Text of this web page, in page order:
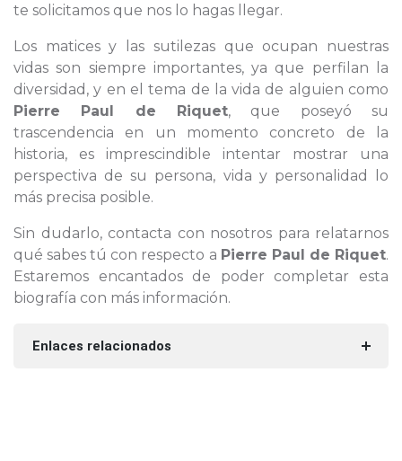
te solicitamos que nos lo hagas llegar.
Los matices y las sutilezas que ocupan nuestras
vidas son siempre importantes, ya que perfilan la
diversidad, y en el tema de la vida de alguien como
Pierre Paul de Riquet, que poseyó su
trascendencia en un momento concreto de la
historia, es imprescindible intentar mostrar una
perspectiva de su persona, vida y personalidad lo
más precisa posible.
Sin dudarlo, contacta con nosotros para relatarnos
qué sabes tú con respecto a Pierre Paul de Riquet.
Estaremos encantados de poder completar esta
biografía con más información.
Enlaces relacionados